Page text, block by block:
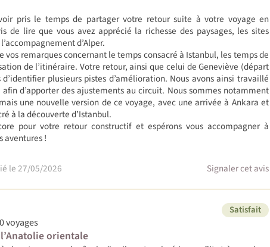
pris le temps de partager votre retour suite à votre voyage en
de lire que vous avez apprécié la richesse des paysages, les sites
d’Alper.
vos remarques concernant le temps consacré à Istanbul, les temps de
de l’itinéraire. Votre retour, ainsi que celui de Geneviève (départ
plusieurs pistes d’amélioration. Nous avons ainsi travaillé
d’apporter des ajustements au circuit. Nous sommes notamment
une nouvelle version de ce voyage, avec une arrivée à Ankara et
à la découverte d’Istanbul.
pour votre retour constructif et espérons vous accompagner à
aventures !
le 27/05/2026
Signaler cet avis
Satisfait
voyages
orientale